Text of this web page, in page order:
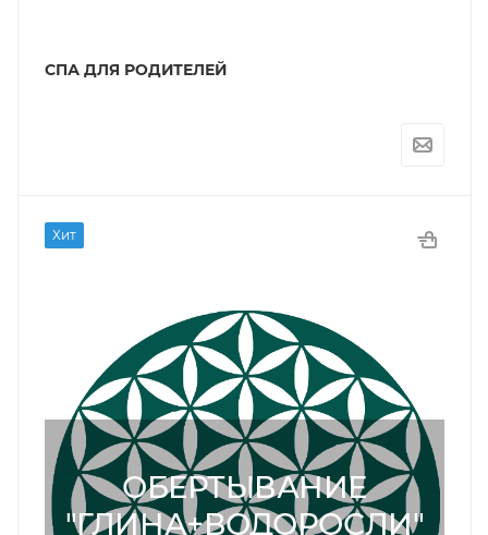
СПА ДЛЯ РОДИТЕЛЕЙ
Хит
ОБЕРТЫВАНИЕ
"ГЛИНА+ВОДОРОСЛИ"